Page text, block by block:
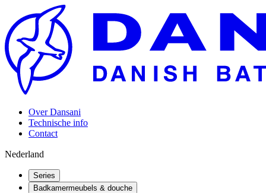
Over Dansani
Technische info
Contact
Nederland
Series
Badkamermeubels & douche